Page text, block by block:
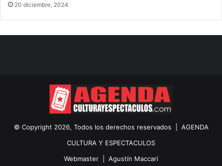
20 diciembre, 2024
© Copyright 2026, Todos los derechos reservados | AGENDA
CULTURA Y ESPECTACULOS
Webmaster | Agustín Maccari